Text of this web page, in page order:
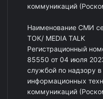
коммуникаций
Наименование СМИ
ТОК/ MEDIA TALK
Регистрационный
85550 от 04 июля
службой по надзору
информационных
коммуникаций